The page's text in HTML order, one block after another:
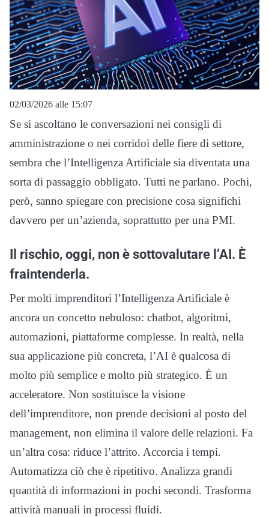
02/03/2026 alle 15:07
Se si ascoltano le conversazioni nei consigli di
amministrazione o nei corridoi delle fiere di settore,
sembra che l’Intelligenza Artificiale sia diventata una
sorta di passaggio obbligato. Tutti ne parlano. Pochi,
però, sanno spiegare con precisione cosa significhi
davvero per un’azienda, soprattutto per una PMI.
Il rischio, oggi, non è sottovalutare l’AI. È
fraintenderla.
Per molti imprenditori l’Intelligenza Artificiale è
ancora un concetto nebuloso: chatbot, algoritmi,
automazioni, piattaforme complesse. In realtà, nella
sua applicazione più concreta, l’AI è qualcosa di
molto più semplice e molto più strategico. È un
acceleratore. Non sostituisce la visione
dell’imprenditore, non prende decisioni al posto del
management, non elimina il valore delle relazioni. Fa
un’altra cosa: riduce l’attrito. Accorcia i tempi.
Automatizza ciò che è ripetitivo. Analizza grandi
quantità di informazioni in pochi secondi. Trasforma
attività manuali in processi fluidi.